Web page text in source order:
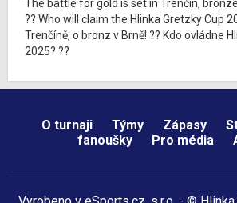
The battle for gold is set in Trenčín,
?? Who will claim the Hlinka Gretzky Cup
Trenčíně, o bronz v Brně! ?? Kdo ovládne
2025? ??
O turnaji Týmy Zápasy
fanoušky
Pro média